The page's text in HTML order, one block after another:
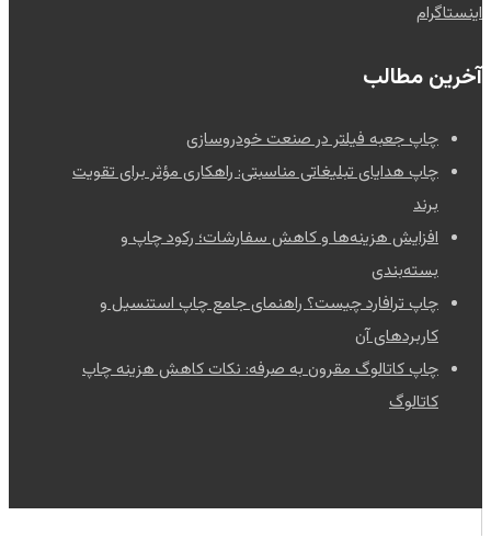
اینستاگرام
آخرین مطالب
چاپ جعبه فیلتر در صنعت خودروسازی
چاپ هدایای تبلیغاتی مناسبتی: راهکاری مؤثر برای تقویت
برند
افزایش هزینه‌ها و کاهش سفارشات؛ رکود چاپ و
بسته‌بندی
چاپ ترافارد چیست؟ راهنمای جامع چاپ استنسیل و
کاربردهای آن
چاپ کاتالوگ مقرون به صرفه: نکات کاهش هزینه چاپ
کاتالوگ